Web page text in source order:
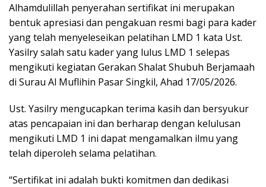
Alhamdulillah penyerahan sertifikat ini merupakan
bentuk apresiasi dan pengakuan resmi bagi para kader
yang telah menyeleseikan pelatihan LMD 1 kata Ust.
Yasilry salah satu kader yang lulus LMD 1 selepas
mengikuti kegiatan Gerakan Shalat Shubuh Berjamaah
di Surau Al Muflihin Pasar Singkil, Ahad 17/05/2026.
Ust. Yasilry mengucapkan terima kasih dan bersyukur
atas pencapaian ini dan berharap dengan kelulusan
mengikuti LMD 1 ini dapat mengamalkan ilmu yang
telah diperoleh selama pelatihan.
“Sertifikat ini adalah bukti komitmen dan dedikasi